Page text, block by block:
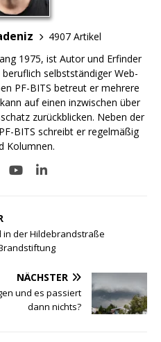
4907 Artikel
1975, ist Autor und Erfinder
selbstständiger Web-
PF-BITS betreut er mehrere
auf einen inzwischen über
zurückblicken. Neben der
BITS schreibt er regelmäßig
Kolumnen.
der Hildebrandstraße
NÄCHSTER
und es passiert
dann nichts?